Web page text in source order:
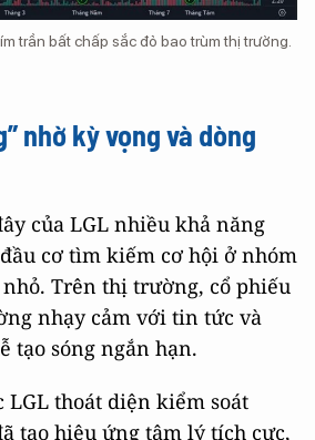
trần bất chấp sắc đỏ bao trùm thị trường.
nhờ kỳ vọng và dòng
của LGL nhiều khả năng
cơ tìm kiếm cơ hội ở nhóm
Trên thị trường, cổ phiếu
nhạy cảm với tin tức và
tạo sóng ngắn hạn.
LGL thoát diện kiểm soát
tạo hiệu ứng tâm lý tích cực,